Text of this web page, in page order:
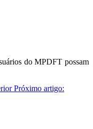
do MPDFT possam
Próximo artigo: